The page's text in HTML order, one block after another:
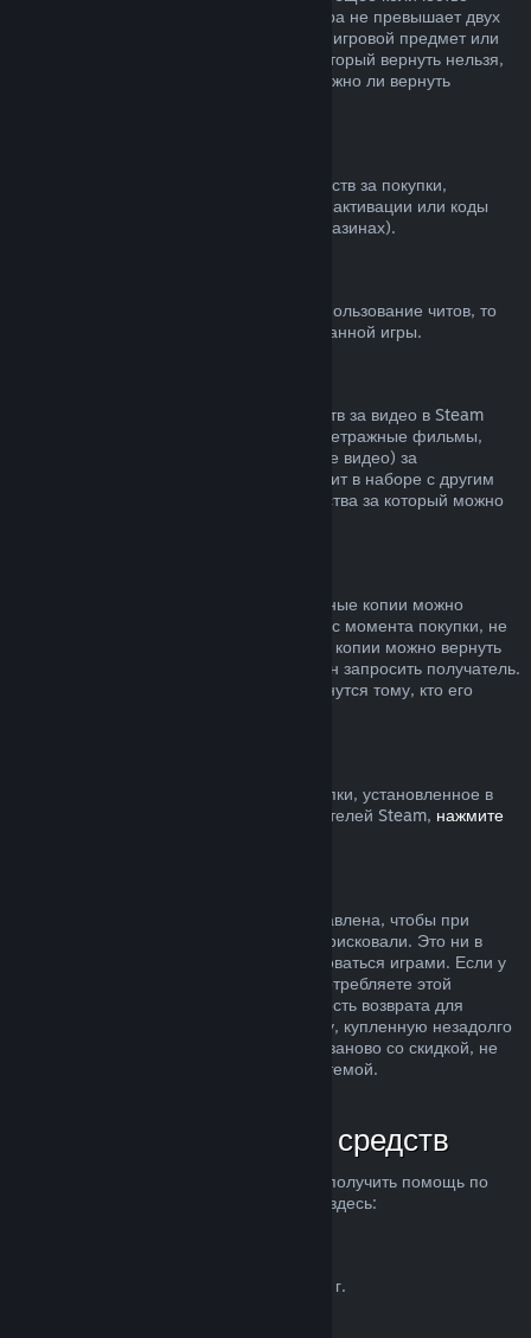
времени пользования товарами из набора не превышает двух
часов. Если к набору прилагается внутриигровой предмет или
дополнительный контент, средства за который вернуть нельзя,
при оформлении покупки вы узнаете, можно ли вернуть
Valve не может предложить возврат средств за покупки,
сделанные вне Steam (например, ключи активации или коды
кошелька Steam, купленные в других магазинах).
Если вы получили блокировку VAC за использование читов, то
вы теряете право на возврат заблокированной игры.
Мы не можем предложить возврат средств за видео в Steam
(например, полнометражные и короткометражные фильмы,
сериалы, их эпизоды, а также обучающие видео) за
исключением случаев, когда видео состоит в наборе с другим
контентом, не являющимся видео, средства за который можно
Средства за неактивированные подарочные копии можно
вернуть по обычным правилам (14 дней с момента покупки, не
больше 2 часов в игре). Активированные копии можно вернуть
по таким же условиям, но возврат должен запросить получатель.
Средства, потраченные на подарок, вернутся тому, кто его
Чтобы узнать, как право на отказ от покупки, установленное в
Европейском союзе, влияет на пользователей Steam, нажмите
Возможность делать возвраты была добавлена, чтобы при
покупке продуктов в Steam вы ничем не рисковали. Это ни в
коем случае не способ бесплатно пользоваться играми. Если у
нас возникнут подозрения, что вы злоупотребляете этой
системой, мы можем отменить возможность возврата для
вашего аккаунта. Возврат средств за игру, купленную незадолго
до начала распродажи, чтобы купить ее заново со скидкой, не
считается злоупотреблением нашей системой.
Как запросить возврат средств
Вы можете запросить возврат средств и получить помощь по
другим проблемам с покупками в Steam здесь:
Последнее обновление 23 апреля 2024 г.